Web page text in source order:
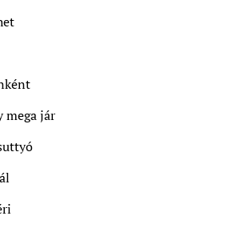
mega jár